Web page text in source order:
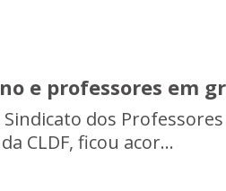
e professores em
dos
CLDF, ficou acor...